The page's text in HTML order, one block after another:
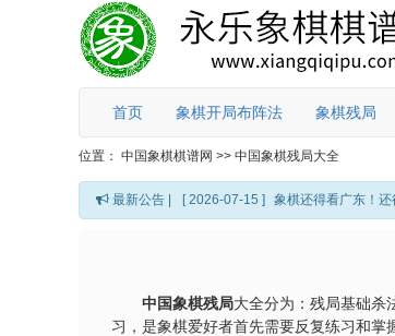
首页 象棋开局布阵法 象棋残局
位置： 中国象棋棋谱网 >> 中国象棋残局大全
最新公告 | [ 2026-07-15 ] 象棋还得看广东！还
中国象棋残局大全分为：残局基础杀
习，是象棋爱好者首先需要反复练习和